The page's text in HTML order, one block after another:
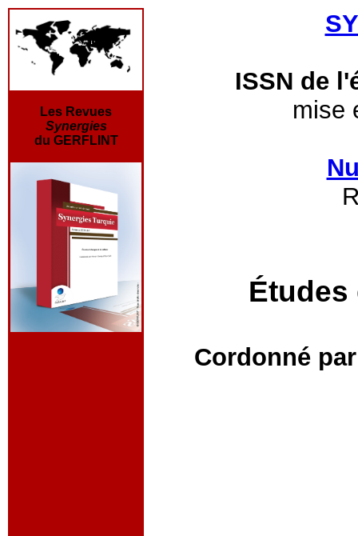
Les Revues
Synergies
du GERFLINT
ISSN de
mise
Études
Cordonné par